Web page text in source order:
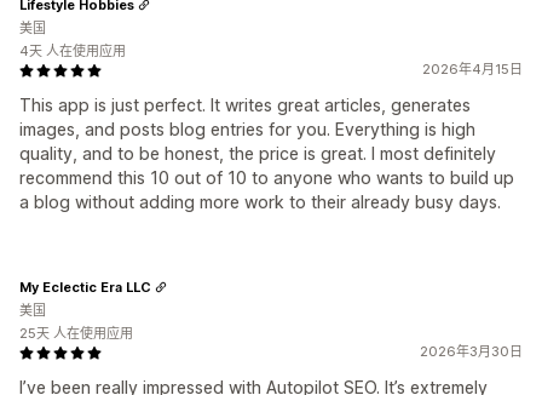
2026年4月15日
This app is just perfect. It writes great articles, generates
images, and posts blog entries for you. Everything is high
quality, and to be honest, the price is great. I most definitely
recommend this 10 out of 10 to anyone who wants to build up
a blog without adding more work to their already busy days.
Lifestyle Hobbies
美国
4天 人在使用应用
2026年3月30日
I’ve been really impressed with Autopilot SEO. It’s extremely
My Eclectic Era LLC
美国
25天 人在使用应用